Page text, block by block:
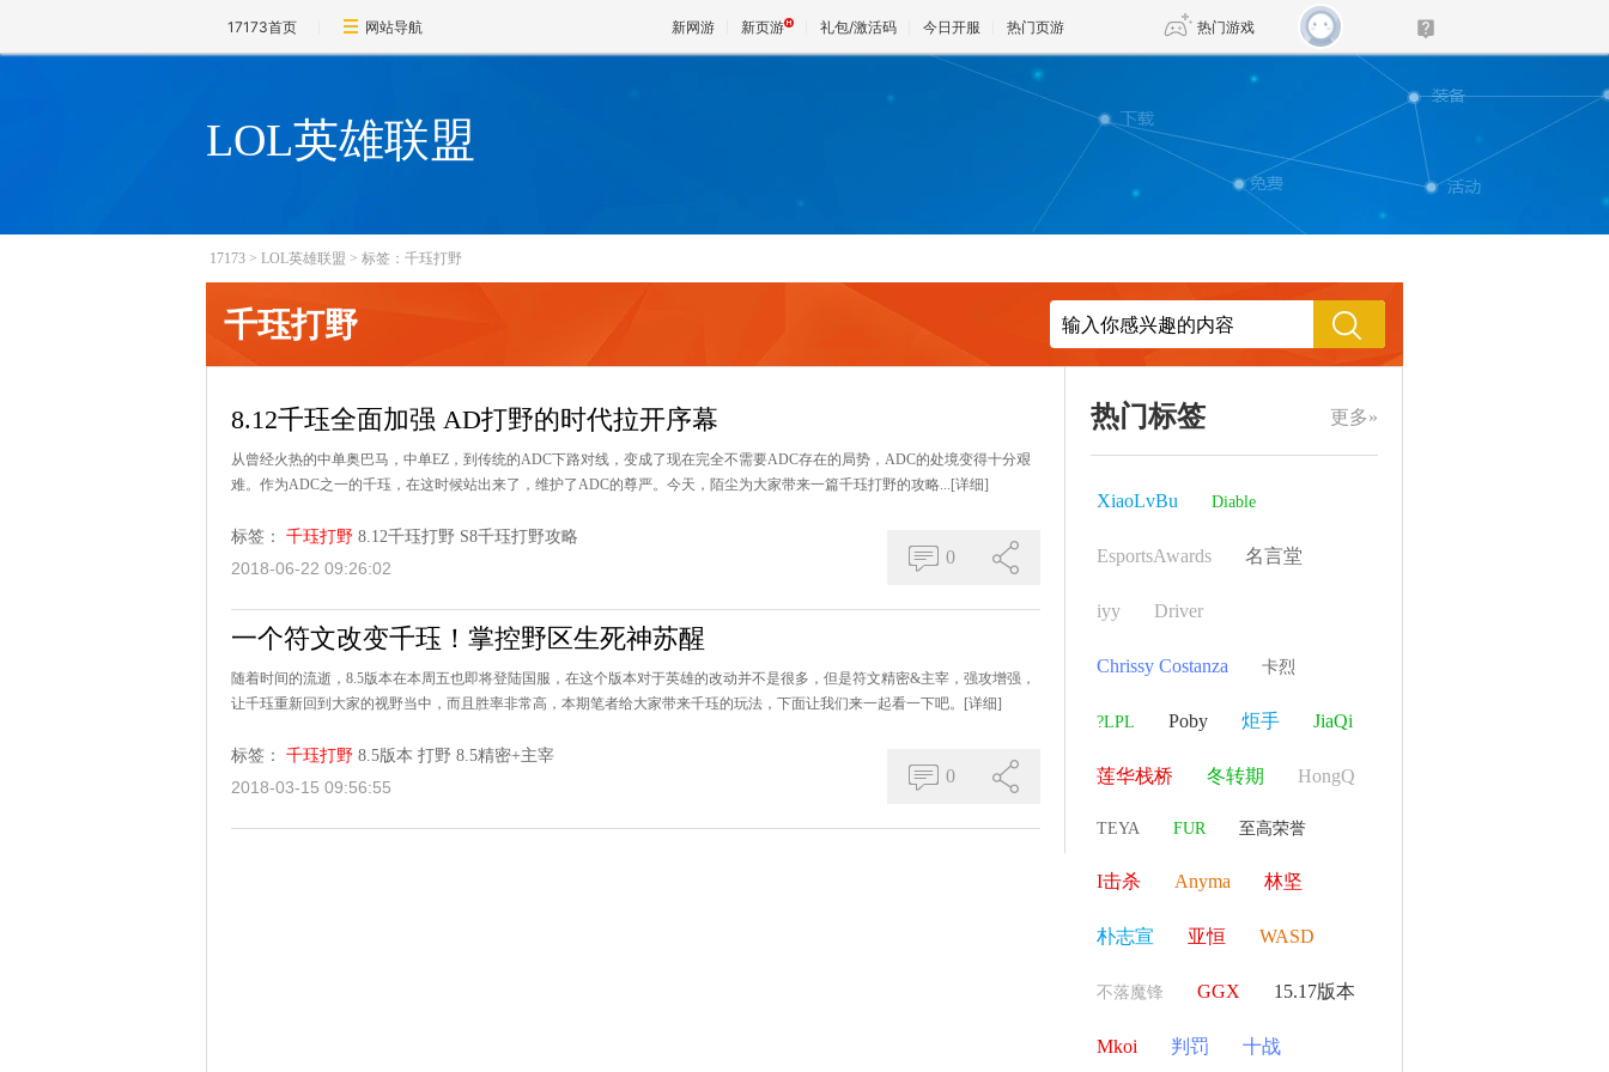
17173首页 网站导航 新网游 新页游 礼包/激活码 今日开服 热门页游 热门游戏
DNF 传奇4
天堂
王权与自由 诛仙世界 仙剑世界
LOL英雄联盟
17173 > LOL英雄联盟 > 标签：千珏打野
千珏打野
8.12千珏全面加强 AD打野的时代拉开序幕
从曾经火热的中单奥巴马，中单EZ，到传统的ADC下路对线，变成了现在完全不需要ADC存在的局势，ADC的处境变得十分艰
难。作为ADC之一的千珏，在这时候站出来了，维护了ADC的尊严。今天，陌尘为大家带来一篇千珏打野的攻略... [详细]
标签： 千珏打野 8.12千珏打野 S8千珏打野攻略
2018-06-22 09:26:02
0
一个符文改变千珏！掌控野区生死神苏醒
随着时间的流逝，8.5版本在本周五也即将登陆国服，在这个版本对于英雄的改动并不是很多，但是符文精密&主宰，强攻增强，
让千珏重新回到大家的视野当中，而且胜率非常高，本期笔者给大家带来千珏的玩法，下面让我们来一起看一下吧。
[详细]
标签： 千珏打野 8.5版本 打野 8.5精密+主宰
2018-03-15 09:56:55
0
更多»
热门标签
XiaoLvBu Diable
EsportsAwards 名言堂
iyy Driver
Chrissy Costanza 卡烈
?LPL Poby 炬手 JiaQi
莲华栈桥 冬转期 HongQ
TEYA FUR 至高荣誉
I击杀 Anyma 林坚
朴志宣 亚恒 WASD
不落魔锋 GGX 15.17版本
Mkoi 判罚 十战